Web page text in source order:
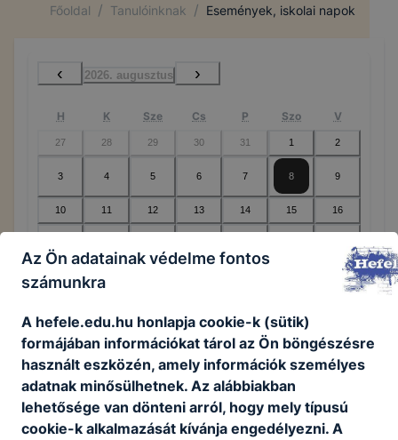
Főoldal / Tanulóinknak / Események, iskolai napok
‹ 2026. augusztus ›
H K Sze Cs P Szo V
27 28 29 30 31 1 2
3 4 5 6 7 8 9
10 11 12 13 14 15 16
24 25 26 27 28
31 1
Legközelebbi esemény(ek)
Nincsenek események ezen a napon
Az Ön adatainak védelme fontos
számunkra
A hefele.edu.hu honlapja cookie-k (sütik)
formájában információkat tárol az Ön böngészésre
használt eszközén, amely információk személyes
adatnak minősülhetnek. Az alábbiakban
lehetősége van dönteni arról, hogy mely típusú
cookie-k alkalmazását kívánja engedélyezni. A